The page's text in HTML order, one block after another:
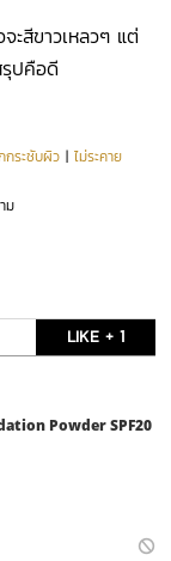
ะสีขาวเหลวๆ แต่
รุปคือดี
กระชับผิว |ไม่ระคาย
ม
LIKE + 1
Powder SPF20